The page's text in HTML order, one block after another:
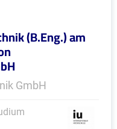
(B.Eng.) am
GmbH